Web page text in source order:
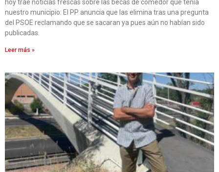
hoy trae noticias frescas sobre las becas de comedor que tenía
nuestro municipio: El PP anuncia que las elimina tras una pregunta
del PSOE reclamando que se sacaran ya pues aún no habían sido
publicadas.
Leer más »